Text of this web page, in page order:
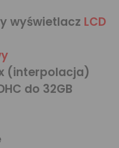
wyświetlacz LCD
(interpolacja)
do 32GB